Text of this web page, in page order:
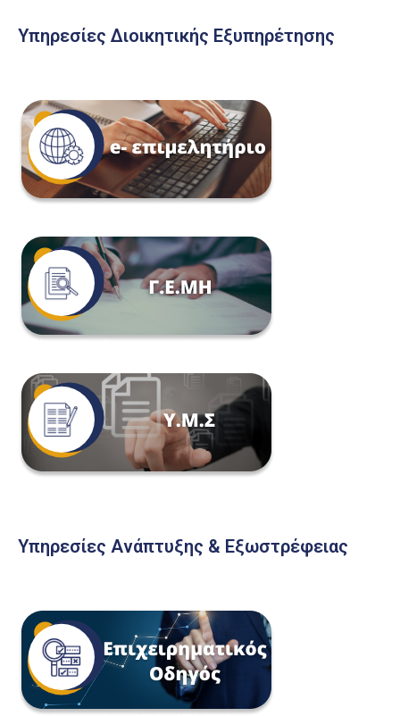
Υπηρεσίες Διοικητικής Εξυπηρέτησης
Υπηρεσίες Ανάπτυξης & Εξωστρέφειας